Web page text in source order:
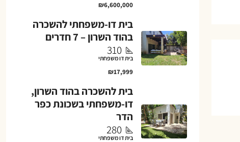
₪6,600,000
בית דו-משפחתי להשכרה
בהוד השרון – 7 חדרים
310
בית דו משפחתי
₪17,999
בית להשכרה בהוד השרון,
דו-משפחתי בשכונת כפר
הדר
280
בית דו משפחתי